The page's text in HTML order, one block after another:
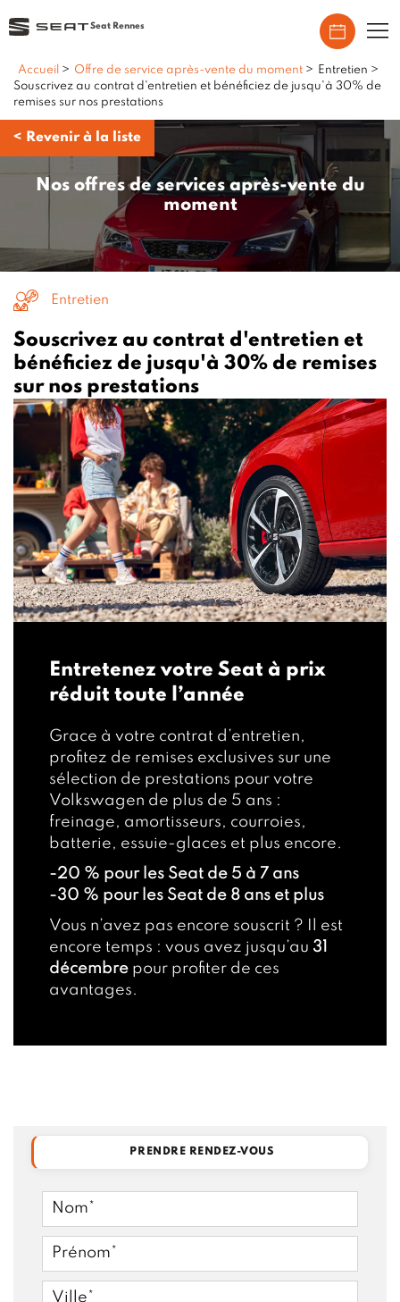
Seat Rennes
Accueil > Offre de service après-vente du moment > Entretien >
Souscrivez au contrat d'entretien et bénéficiez de jusqu'à 30% de
remises sur nos prestations
< Revenir à la liste
Nos offres de services après-vente du
moment
Entretien
Souscrivez au contrat d'entretien et
bénéficiez de jusqu'à 30% de remises
sur nos prestations
Entretenez votre Seat à prix
réduit toute l’année
Grace à votre contrat d’entretien,
profitez de remises exclusives sur une
sélection de prestations pour votre
Volkswagen de plus de 5 ans :
freinage, amortisseurs, courroies,
batterie, essuie-glaces et plus encore.
-20 % pour les Seat de 5 à 7 ans
-30 % pour les Seat de 8 ans et plus
Vous n’avez pas encore souscrit ? Il est
encore temps : vous avez jusqu’au 31
décembre pour profiter de ces
avantages.
PRENDRE RENDEZ-VOUS